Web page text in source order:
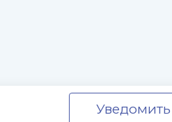
Уведомить